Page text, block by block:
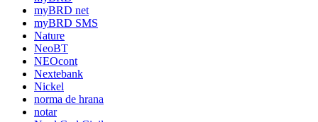
myBRD net
myBRD SMS
Nature
NeoBT
NEOcont
Nextebank
Nickel
norma de hrana
notar